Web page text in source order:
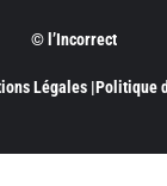
© l’Incorrect
Légales |Politique